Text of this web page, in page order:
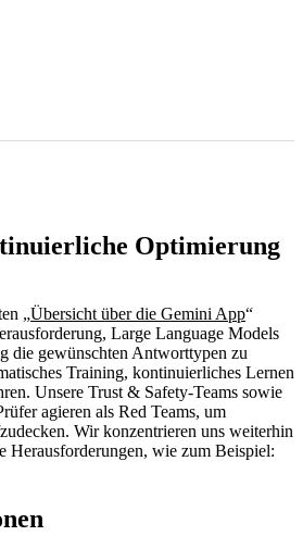
Optimierung
„Übersicht über die Gemini App“
Large Language Models
die gewünschten Antworttypen zu
Training, kontinuierliches Lernen
Unsere Trust & Safety-Teams sowie
agieren als Red Teams, um
Wir konzentrieren uns weiterhin
Herausforderungen, wie zum Beispiel: